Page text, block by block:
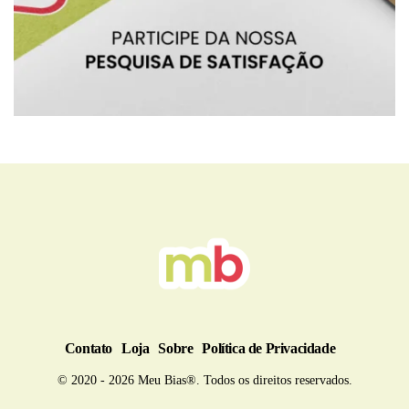
Contato Loja Sobre Política de Privacidade
© 2020 - 2026 Meu Bias®. Todos os direitos reservados.